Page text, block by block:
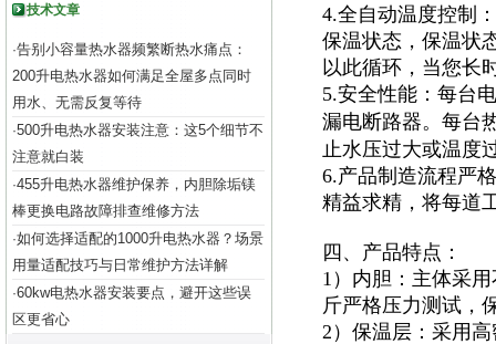
技术文章
·告别小容量热水器频繁断热水痛点：
200升电热水器如何满足全屋多点同时
用水、无需反复等待
·500升电热水器安装注意：这5个细节不
注意就白装
·455升电热水器维护保养，内胆除垢镁
棒更换电路故障排查维修方法
·如何选择适配的1000升电热水器？场景
用量适配技巧与日常维护方法详解
·60kw电热水器安装要点，避开这些误
区更省心
4.全自动温度控制
保温状态，保温状
以此循环，当您长
5.安全性能：每台
漏电断路器。每台
止水压过大或温度
6.产品制造流程严
精益求精，将每道
四、产品特点：
1）内胆：主体采
斤严格压力测试，
2）保温层：采用